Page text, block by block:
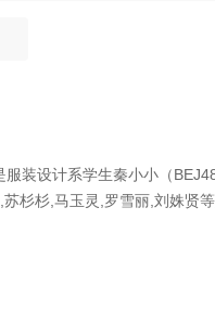
服装设计系学生秦小小（
杉杉,马玉灵,罗雪丽,刘姝贤